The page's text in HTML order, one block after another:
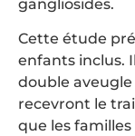
gangliosides.
Cette étude
enfants inclus.
double
recevront le
que les